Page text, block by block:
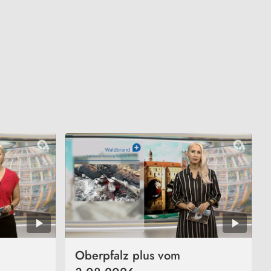
Oberpfalz plus vom